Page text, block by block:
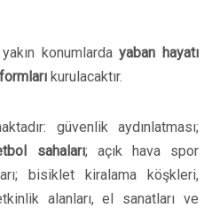
yakın konumlardayaban hayatı
kurulacaktır.
güvenlik aydınlatması;
sahaları; açık hava spor
bisiklet kiralama köşkleri,
alanları, el sanatları ve